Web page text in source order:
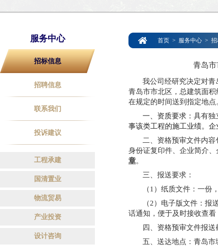
服务中心
招标信息
招聘信息
联系我们
投诉建议
工程承建
国清置业
物流贸易
产业投资
设计咨询
首页 > 服务中心 >
青岛
我公司经研究决定对
青岛市市北区，总建筑面
在规定的时间送到指定地点
一、资质要求： 具有独
事该类工程的施工业绩。
二、资格预审文件内
身份证复印件、企业简介
章。
三、报送要求：
（1）纸质文件：一
（2）电子版文件：报
话通知，便于及时接收查
四、资格预审文件报
五、送达地点：青岛